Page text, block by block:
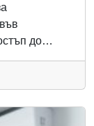
до…